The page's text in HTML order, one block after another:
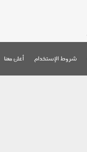
شروط الإستخدام أعلن معنا